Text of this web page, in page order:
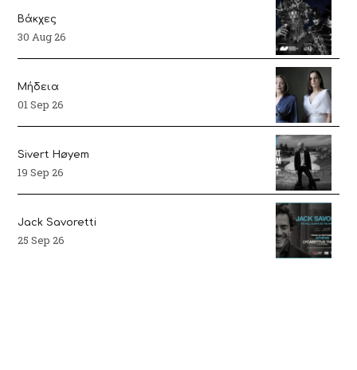
Βάκχες
30 Aug 26
Μήδεια
01 Sep 26
Sivert Høyem
19 Sep 26
Jack Savoretti
25 Sep 26